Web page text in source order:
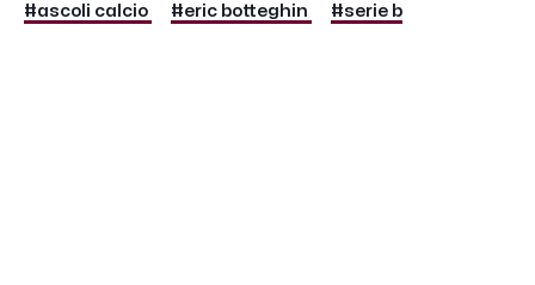
#ascoli calcio #eric botteghin #serie b